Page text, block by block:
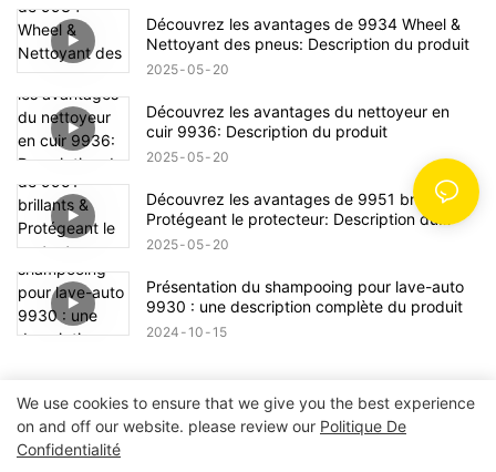
Découvrez les avantages de 9934 Wheel &
Nettoyant des pneus: Description du produit
2025 05 20
Découvrez les avantages du nettoyeur en
cuir 9936: Description du produit
2025 05 20
Découvrez les avantages de 9951 brillants &
Protégeant le protecteur: Description du
produit
2025 05 20
Présentation du shampooing pour lave-auto
9930 : une description complète du produit
2024 10 15
Copyright © 2026 POWER EAGLE INDUSTRIES, INC. |
We use cookies to ensure that we give you the best experience
on and off our website. please review our Politique De
Confidentialité